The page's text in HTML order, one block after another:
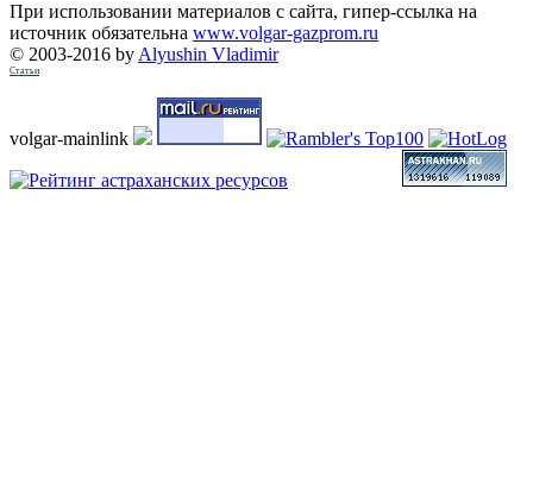
При использовании материалов с сайта, гипер-ссылка на
источник обязательна www.volgar-gazprom.ru
© 2003-2016 by Alyushin Vladimir
Статьи
volgar-mainlink